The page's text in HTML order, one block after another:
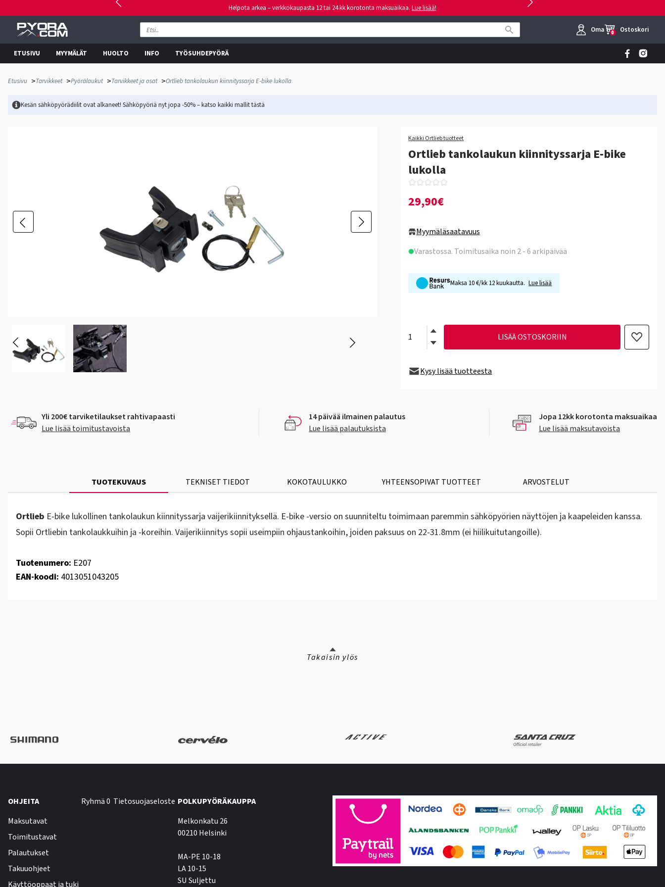
Helpota arkea – verkkokaupasta 12 tai 24 kk korotonta maksuaikaa. Lue lisää!
Oma tili
0 Ostoskori
ETUSIVU MYYMÄLÄT HUOLTO INFO TYÖSUHDEPYÖRÄ
Etusivu >Tarvikkeet >Pyörälaukut >Tarvikkeet ja osat >Ortlieb tankolaukun kiinnityssarja E-bike lukolla
Kesän sähköpyörädiilit ovat alkaneet! Sähköpyöriä nyt jopa -50% – katso kaikki mallittästä
Kaikki Ortlieb tuotteet
Ortlieb tankolaukun kiinnityssarja E-bike
lukolla
29,90€
Myymäläsaatavuus
Varastossa. Toimitusaika noin 2 - 6 arkipäivää
Maksa 10 €/kk 12 kuukautta. Lue lisää
LISÄÄ OSTOSKORIIN
Kysy lisää tuotteesta
Yli 200€ tarviketilaukset rahtivapaasti
Lue lisää toimitustavoista
14 päivää ilmainen palautus
Lue lisää palautuksista
Jopa 12kk korotonta maksuaikaa
Lue lisää maksutavoista
TUOTEKUVAUS TEKNISET TIEDOT KOKOTAULUKKO YHTEENSOPIVAT TUOTTEET ARVOSTELUT
Ortlieb E-bike lukollinen tankolaukun kiinnityssarja vaijerikiinnityksellä. E-bike -versio on suunniteltu toimimaan paremmin sähköpyörien näyttöjen ja kaapeleiden kanssa.
Sopii Ortliebin tankolaukkuihin ja -koreihin. Vaijerikiinnitys sopii useimpiin ohjaustankoihin, joiden paksuus on 22-31.8mm (ei hiilikuitutangoille).
Tuotenumero: E207
EAN-koodi: 4013051043205
Takaisin ylös
OHJEITA
Maksutavat
Toimitustavat
Palautukset
Takuuohjeet
Käyttöoppaat ja tuki
Ryhmä 0 Tietosuojaseloste POLKUPYÖRÄKAUPPA
Melkonkatu 26
00210 Helsinki
MA-PE 10-18
LA 10-15
SU Suljettu